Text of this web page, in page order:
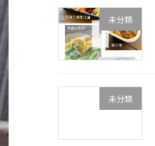
未分類
未分類